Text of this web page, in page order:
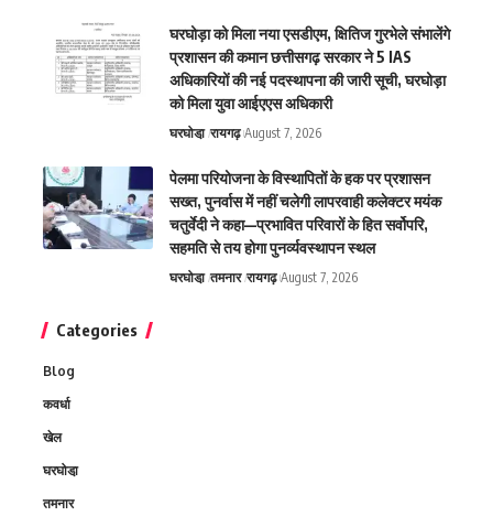
घरघोड़ा को मिला नया एसडीएम, क्षितिज गुरभेले संभालेंगे
प्रशासन की कमान छत्तीसगढ़ सरकार ने 5 IAS
अधिकारियों की नई पदस्थापना की जारी सूची, घरघोड़ा
को मिला युवा आईएएस अधिकारी
घरघोडा़ रायगढ़ August 7, 2026
पेलमा परियोजना के विस्थापितों के हक पर प्रशासन
सख्त, पुनर्वास में नहीं चलेगी लापरवाही कलेक्टर मयंक
चतुर्वेदी ने कहा—प्रभावित परिवारों के हित सर्वोपरि,
सहमति से तय होगा पुनर्व्यवस्थापन स्थल
घरघोडा़ तमनार रायगढ़ August 7, 2026
Categories
Blog
कवर्धा
खेल
घरघोडा़
तमनार